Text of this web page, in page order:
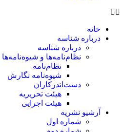
خانه
درباره شناسه
درباره شناسه
نظام‌نامه‌ها و شیوه‌نامه‌ها
نظام‌نامه
شیوه‌نامه نگارش
دست‌اندرکاران
هیئت تحریریه
هیئت اجرایی
آرشیو نشریه
شماره اول